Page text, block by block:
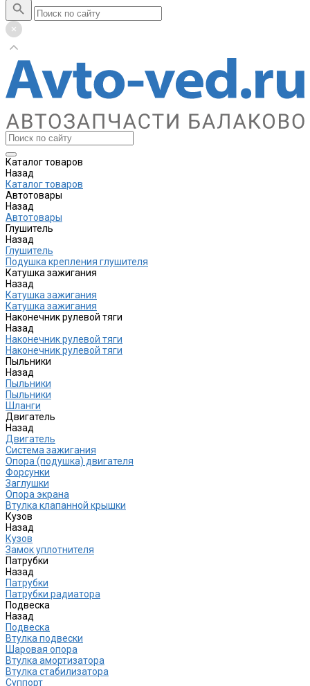
Каталог товаров
Назад
Каталог товаров
Автотовары
Назад
Автотовары
Глушитель
Назад
Глушитель
Подушка крепления глушителя
Катушка зажигания
Назад
Катушка зажигания
Катушка зажигания
Наконечник рулевой тяги
Назад
Наконечник рулевой тяги
Наконечник рулевой тяги
Пыльники
Назад
Пыльники
Пыльники
Шланги
Двигатель
Назад
Двигатель
Система зажигания
Опора (подушка) двигателя
Форсунки
Заглушки
Опора экрана
Втулка клапанной крышки
Кузов
Назад
Кузов
Замок уплотнителя
Патрубки
Назад
Патрубки
Патрубки радиатора
Подвеска
Назад
Подвеска
Втулка подвески
Шаровая опора
Втулка амортизатора
Втулка стабилизатора
Cуппорт